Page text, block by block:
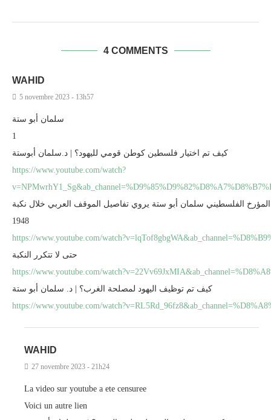
4 COMMENTS
WAHID
5 novembre 2023 - 13h57
سلمان أبو ستة
1
كيف تم اختيار فلسطين كوطن قومي لليهود؟ | د.سلمان أبوستة
https://www.youtube.com/watch?
المؤرخ الفلسطيني سلمان أبو ستة يروي تفاصيل الموقف العربي خلال نكبة
1948
https://www.youtube.com/
حتى لا تتكرر النكبة
https://www.youtube.com/
كيف تم توظيف اليهود لمصلحة الغرب؟ | د. سلمان أبو ستة
https://www.youtube.com/
WAHID
27 novembre 2023 - 21h24
La video sur youtube a ete censuree
Voici un autre lien